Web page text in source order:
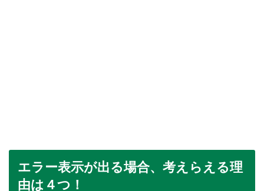
エラー表示が出る場合、考えらえる理
由は４つ！